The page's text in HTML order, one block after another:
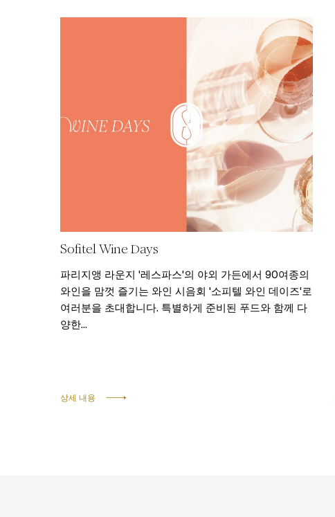
Sofitel Wine Days
파리지앵 라운지 '레스파스'의 야외 가든에서 90여종의
와인을 맘껏 즐기는 와인 시음회 '소피텔 와인 데이즈'로
여러분을 초대합니다. 특별하게 준비된 푸드와 함께 다
양한...
상세 내용